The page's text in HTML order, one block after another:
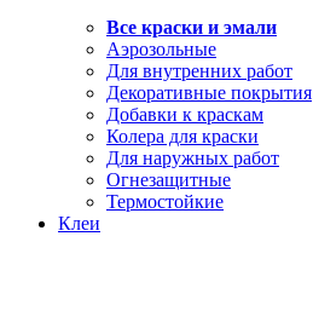
Все краски и эмали
Аэрозольные
Для внутренних работ
Декоративные покрытия
Добавки к краскам
Колера для краски
Для наружных работ
Огнезащитные
Термостойкие
Клеи